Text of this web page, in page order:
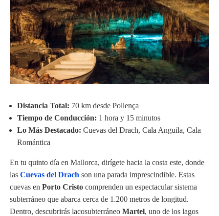
Distancia Total: 70 km desde Pollença
Tiempo de Conducción: 1 hora y 15 minutos
Lo Más Destacado: Cuevas del Drach, Cala Anguila, Cala
Romántica
En tu quinto día en Mallorca, dirígete hacia la costa este, donde
las Cuevas del Drach son una parada imprescindible. Estas
cuevas en Porto Cristo comprenden un espectacular sistema
subterráneo que abarca cerca de 1.200 metros de longitud.
Dentro, descubrirás lacosubterráneo Martel, uno de los lagos